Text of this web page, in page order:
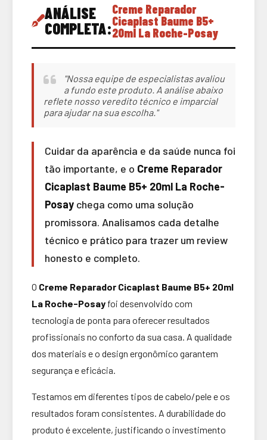
ANÁLISE
COMPLETA:
Creme Reparador
Cicaplast Baume B5+
20ml La Roche-Posay
"Nossa equipe de especialistas avaliou
a fundo este produto. A análise abaixo
reflete nosso veredito técnico e imparcial
para ajudar na sua escolha."
Cuidar da aparência e da saúde nunca foi
tão importante, e o Creme Reparador
Cicaplast Baume B5+ 20ml La Roche-
Posay chega como uma solução
promissora. Analisamos cada detalhe
técnico e prático para trazer um review
honesto e completo.
O Creme Reparador Cicaplast Baume B5+ 20ml
La Roche-Posay foi desenvolvido com
tecnologia de ponta para oferecer resultados
profissionais no conforto da sua casa. A qualidade
dos materiais e o design ergonômico garantem
segurança e eficácia.
Testamos em diferentes tipos de cabelo/pele e os
resultados foram consistentes. A durabilidade do
produto é excelente, justificando o investimento